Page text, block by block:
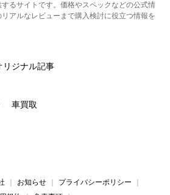
るサイトです。価格やスペックなどの公式情
アルなレビューまで購入検討に役立つ情報を
リジナル記事
車買取
お知らせ
プライバシーポリシー